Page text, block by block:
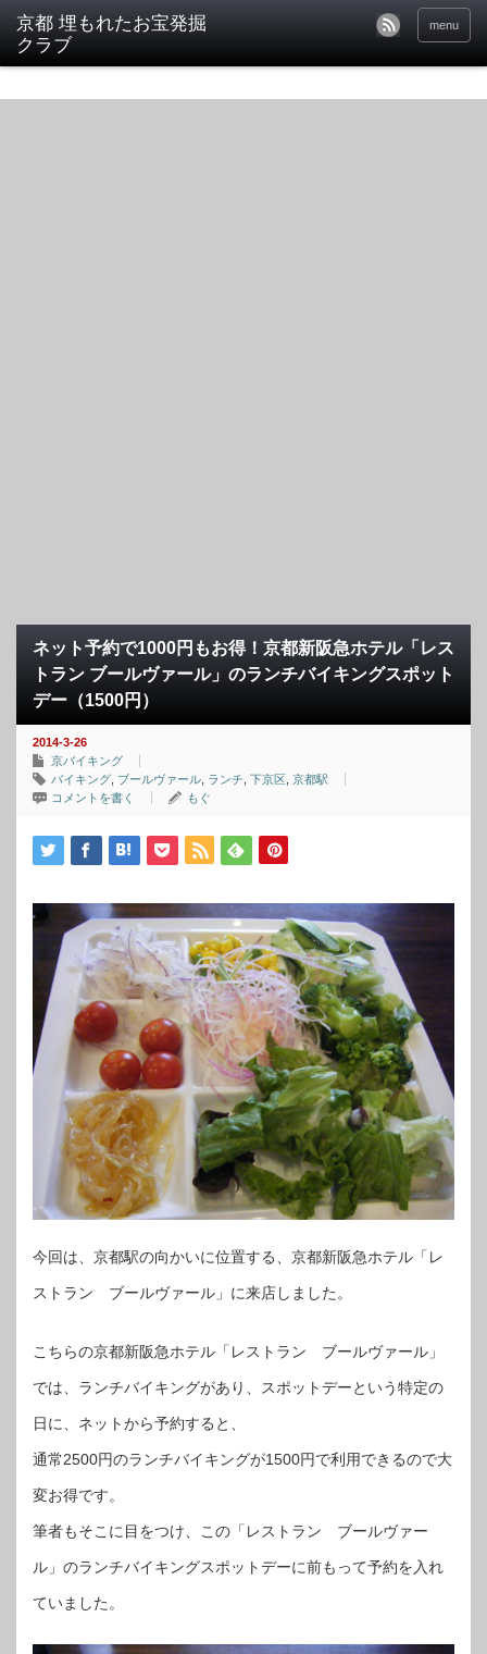
京都 埋もれたお宝発掘
クラブ
menu
ネット予約で1000円もお得！京都新阪急ホテル「レス
トラン ブールヴァール」のランチバイキングスポット
デー（1500円）
2014-3-26
京バイキング
バイキング ブールヴァール ランチ 下京区 京都駅
コメントを書く
もぐ
今回は、京都駅の向かいに位置する、京都新阪急ホテル「レ
ストラン ブールヴァール」に来店しました。
こちらの京都新阪急ホテル「レストラン ブールヴァール」
では、ランチバイキングがあり、スポットデーという特定の
日に、ネットから予約すると、
通常2500円のランチバイキングが1500円で利用できるので大
変お得です。
筆者もそこに目をつけ、この「レストラン ブールヴァー
ル」のランチバイキングスポットデーに前もって予約を入れ
ていました。